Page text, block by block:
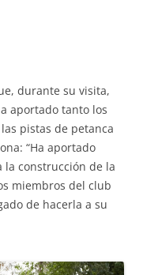
durante su visita,
aportado tanto los
pistas de petanca
“Ha aportado
la construcción de la
miembros del club
de hacerla a su